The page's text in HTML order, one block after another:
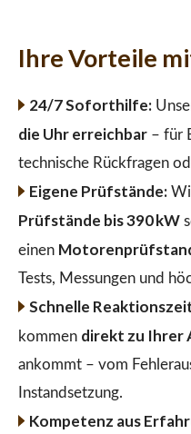
Ihre Vorteile
24/7 Soforthilfe:
die Uhr erreichbar – für
technische Rückfragen
Eigene Prüfstände:
Prüfstände bis 390 kW
einen
Tests, Messungen und
Schnelle
kommen direkt zu Ihrer
ankommt – vom
Instandsetzung.
Kompetenz aus